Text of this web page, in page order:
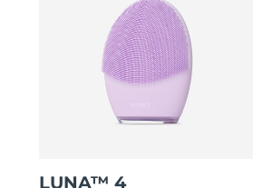
LUNA™ 4